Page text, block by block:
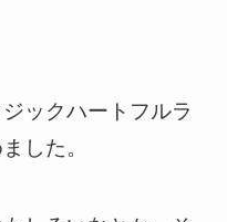
ックハートフルラ
した。